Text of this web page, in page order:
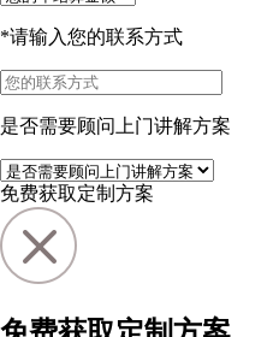
*请输入您的联系方式
是否需要顾问上门讲解方案
免费获取定制方案